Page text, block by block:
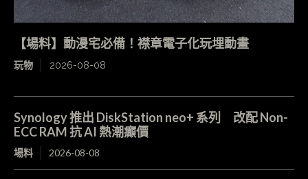
【場料】動漫宅必備！襟章電子化玩埋動畫
玩物 2026-08-08
Synology 推出 DiskStation neo+ 系列 改配 Non-
ECC RAM 抗 AI 熱潮癲價
場料 2026-08-08